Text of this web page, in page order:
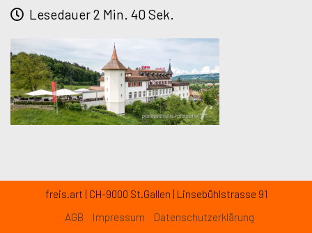
Lesedauer 2 Min. 40 Sek.
freis.art | CH-9000 St.Gallen | Linsebühlstrasse 91
AGB
Impressum Datenschutzerklärung